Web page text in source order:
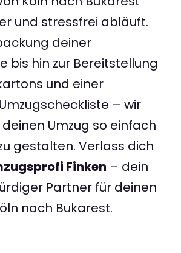
und stressfrei abläuft.
deiner
bis hin zur Bereitstellung
und einer
– wir
Umzug so einfach
gestalten. Verlass dich
Finken – dein
Partner für deinen
nach Bukarest.